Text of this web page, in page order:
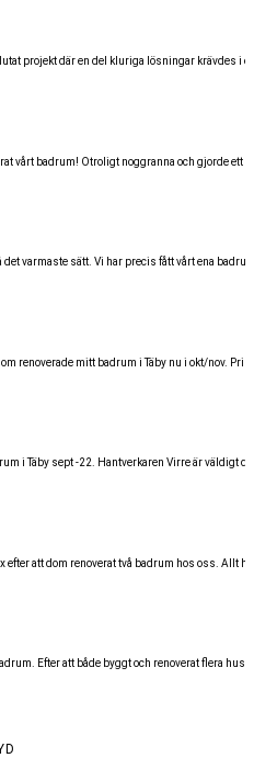
projekt där en del kluriga lösningar krävdes i
vårt badrum! Otroligt noggranna och gjorde ett
varmaste sätt. Vi har precis fått vårt ena
renoverade mitt badrum i Täby nu i okt/nov.
i Täby sept -22. Hantverkaren Virre är väldigt
att dom renoverat två badrum hos oss. Allt
Efter att både byggt och renoverat flera